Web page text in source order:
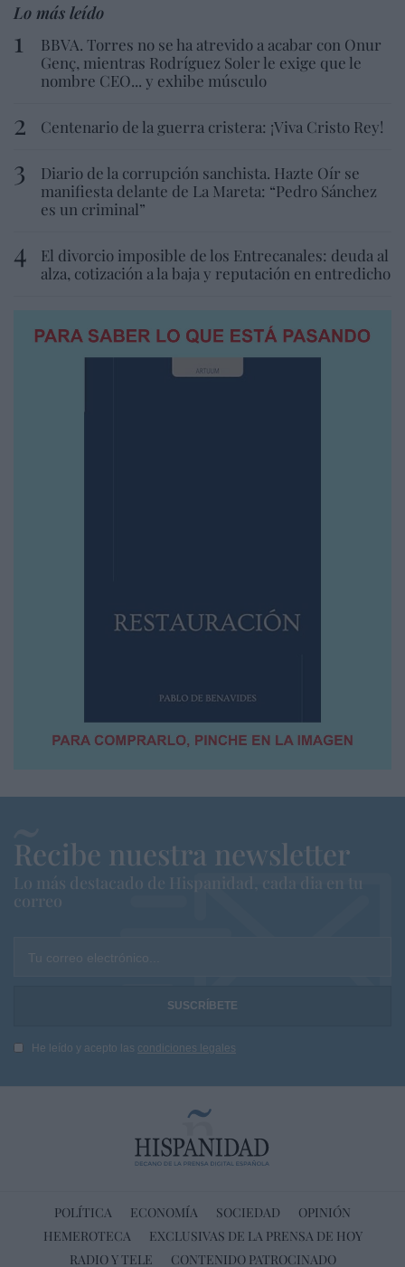
Lo más leído
BBVA. Torres no se ha atrevido a acabar con Onur
Genç, mientras Rodríguez Soler le exige que le
nombre CEO... y exhibe músculo
Centenario de la guerra cristera: ¡Viva Cristo Rey!
Diario de la corrupción sanchista. Hazte Oír se
manifiesta delante de La Mareta: “Pedro Sánchez
es un criminal”
El divorcio imposible de los Entrecanales: deuda al
alza, cotización a la baja y reputación en entredicho
Recibe nuestra newsletter
Lo más destacado de Hispanidad, cada dia en tu
correo
Tu correo electrónico...
He leído y acepto las condiciones legales
POLÍTICA ECONOMÍA SOCIEDAD
OPINIÓN
HEMEROTECA
EXCLUSIVAS DE LA PRENSA DE HOY
RADIO Y TELE
CONTENIDO PATROCINADO